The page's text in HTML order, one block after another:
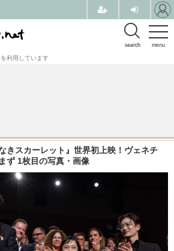
menu
search
利用しています
きスカーレット』世界初上映！ヴェネチ
ず 1枚目の写真・画像